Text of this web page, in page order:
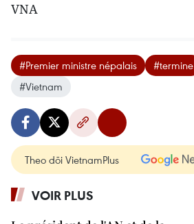
VNA
#Premier ministre népalais #termine
#Vietnam
Theo dõi VietnamPlus
VOIR PLUS